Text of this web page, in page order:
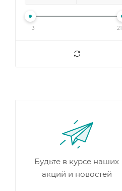
3 21
Будьте в курсе наших
акций и новостей